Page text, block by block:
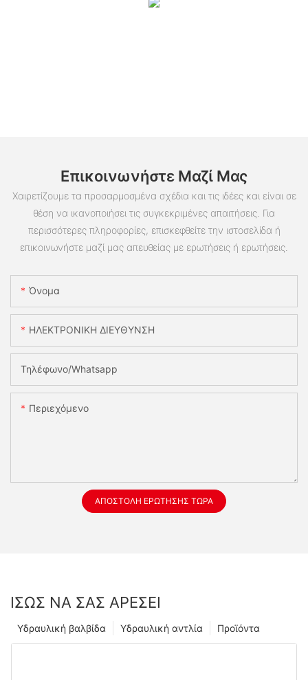
Επικοινωνήστε Μαζί Μας
Χαιρετίζουμε τα προσαρμοσμένα σχέδια και τις ιδέες και είναι σε
θέση να ικανοποιήσει τις συγκεκριμένες απαιτήσεις. Για
περισσότερες πληροφορίες, επισκεφθείτε την ιστοσελίδα ή
επικοινωνήστε μαζί μας απευθείας με ερωτήσεις ή ερωτήσεις.
Όνομα
ΗΛΕΚΤΡΟΝΙΚΗ ΔΙΕΥΘΥΝΣΗ
Τηλέφωνο/whatsapp
Περιεχόμενο
ΑΠΟΣΤΟΛΉ ΕΡΏΤΗΣΗΣ ΤΏΡΑ
ΊΣΩΣ ΝΑ ΣΑΣ ΑΡΈΣΕΙ
Προϊόντα
Υδραυλική αντλία
Υδραυλική βαλβίδα